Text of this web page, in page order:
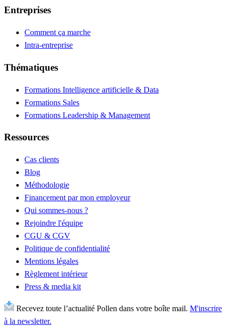
Entreprises
Comment ça marche
Intra-entreprise
Thématiques
Formations Intelligence artificielle & Data
Formations Sales
Formations Leadership & Management
Ressources
Cas clients
Blog
Méthodologie
Financement par mon employeur
Qui sommes-nous ?
Rejoindre l'équipe
CGU & CGV
Politique de confidentialité
Mentions légales
Règlement intérieur
Press & media kit
Recevez toute l’actualité Pollen dans votre boîte mail. M'inscrire
à la newsletter.